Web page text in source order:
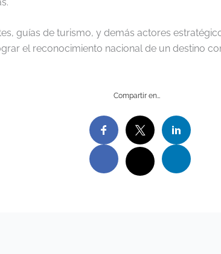
guías de turismo, y demás actores
el reconocimiento nacional de un destino
Compartir en…